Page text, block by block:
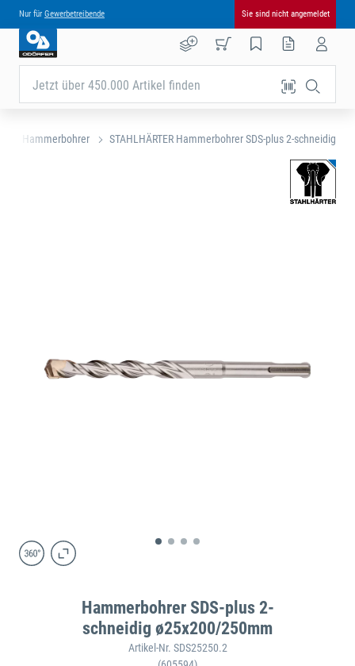
Nur für Gewerbetreibende Sie sind nicht angemeldet
Jetzt über 450.000 Artikel finden
Hammerbohrer STAHLHÄRTER Hammerbohrer SDS-plus 2-schneidig
Hammerbohrer SDS-plus 2-
schneidig ø25x200/250mm
Artikel-Nr. SDS25250.2